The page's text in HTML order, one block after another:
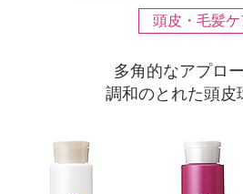
頭皮・毛髪ケ
多角的なアプロー
調和のとれた頭皮